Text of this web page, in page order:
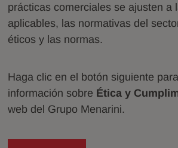
prácticas comerciales se ajusten a
aplicables, las normativas del
éticos y las normas.
Haga clic en el botón siguiente
información sobre Ética y
web del Grupo Menarini.